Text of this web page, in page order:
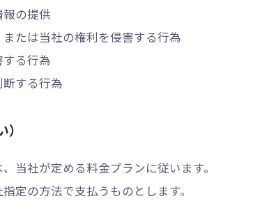
の提供
たは当社の権利を侵害する行為
る行為
する行為
当社が定める料金プランに従います。
定の方法で支払うものとします。